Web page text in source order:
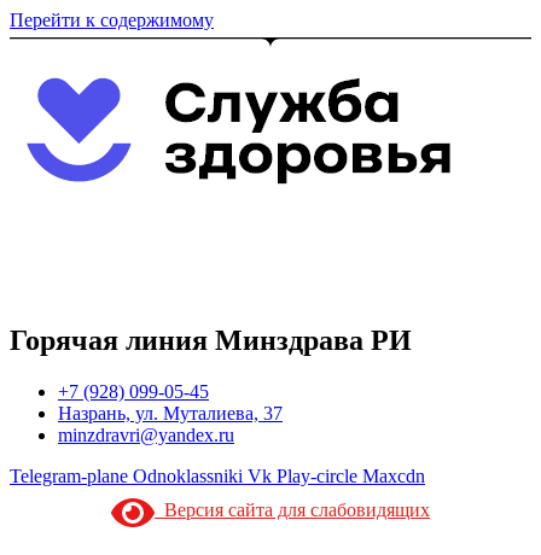
Перейти к содержимому
Горячая линия Минздрава РИ
+7 (928) 099-05-45
Назрань, ул. Муталиева, 37
minzdravri@yandex.ru
Telegram-plane Odnoklassniki Vk Play-circle Maxcdn
Версия сайта для слабовидящих